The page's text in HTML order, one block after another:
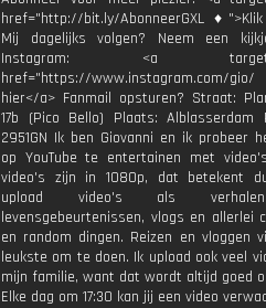
href="http://bit.ly/AbonneerGXL
Mij dagelijks volgen? Neem een
Instagram: <a
href="https://www.instagram.com/
hier</a> Fanmail opsturen? Straat:
17b (Pico Bello) Plaats: Alblasserdam
2951GN Ik ben Giovanni en ik probeer
op YouTube te entertainen met
video's zijn in 1080p, dat betekent
upload video's als
levensgebeurtenissen, vlogs en allerlei
en random dingen. Reizen en vloggen
leukste om te doen. Ik upload ook veel
mijn familie, want dat wordt altijd goed
Elke dag om 17:30 kan jij een video